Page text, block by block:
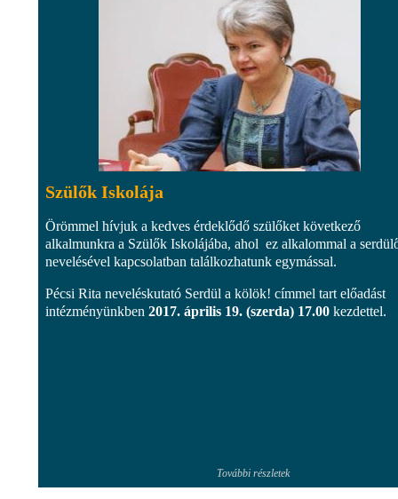
Szülők Iskolája
Örömmel hívjuk a kedves érdeklődő szülőket következő
alkalmunkra a Szülők Iskolájába, ahol ez alkalommal a
nevelésével kapcsolatban találkozhatunk egymással.
Pécsi Rita neveléskutató Serdül a kölök! címmel tart előadást
intézményünkben 2017. április 19. (szerda) 17.00 kezdettel.
További részletek